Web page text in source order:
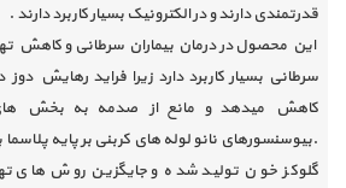
قدرتمندی دارند و در الکترونیک بسیار کاربرد دارند .
این محصول در درمان بیماران سرطانی و کاهش
سرطانی بسیار کاربرد دارد زیرا فراید رهایش
کاهش میدهد و مانع از صدمه به بخش
.بیوسنسورهای نانو لوله های کربنی بر پایه
گلوکز خون تولید شده و جایگزین روش های